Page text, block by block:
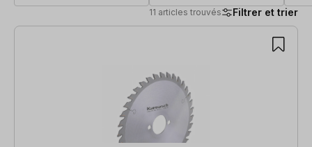
11 articles trouvés Filtrer et trier
11 articles trouvés